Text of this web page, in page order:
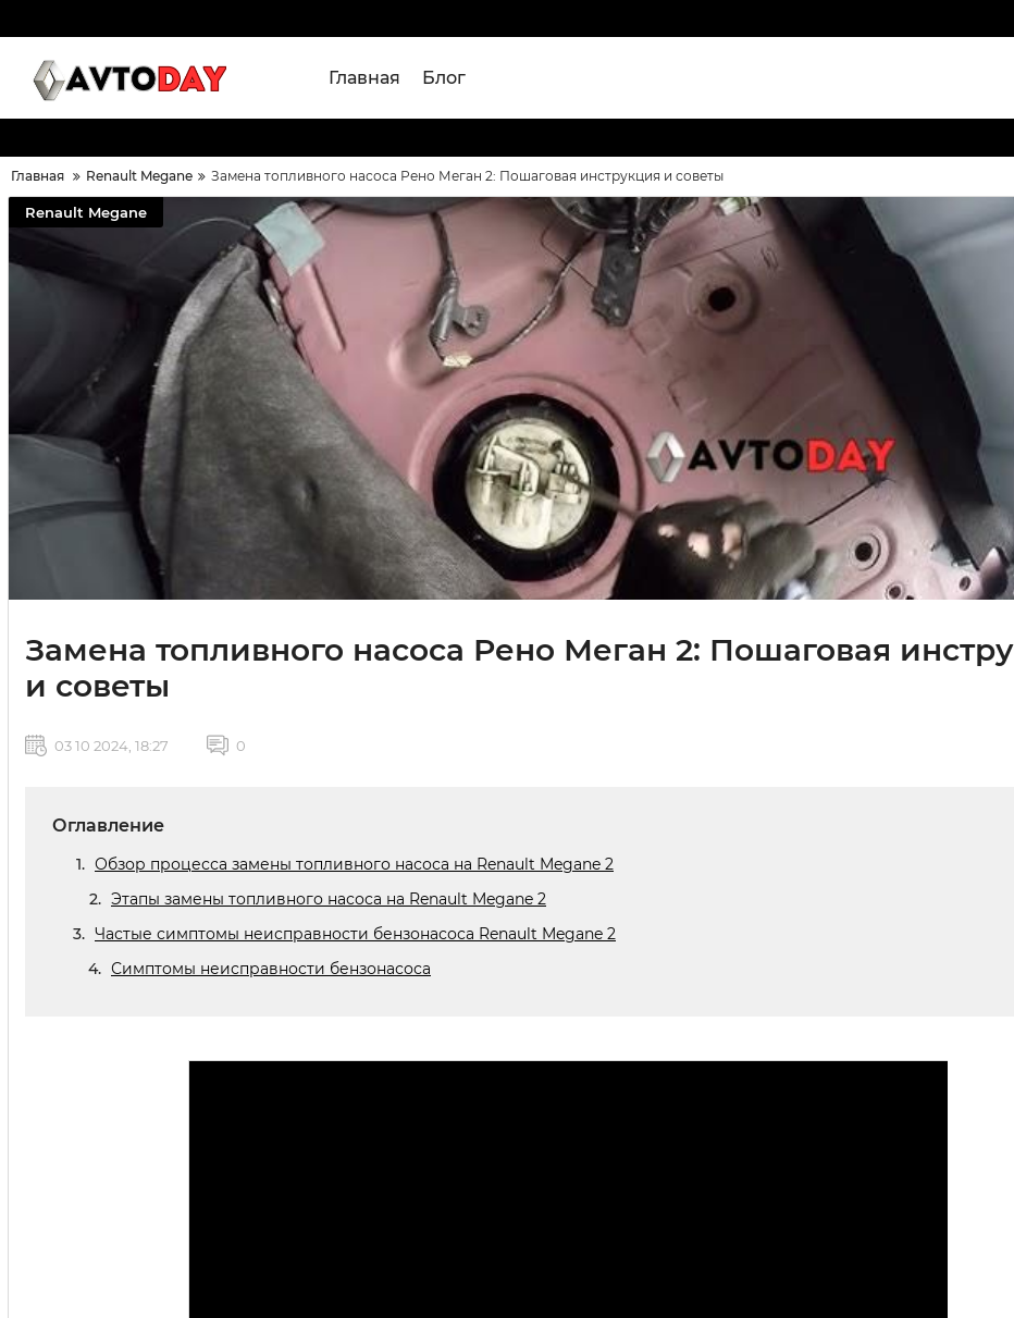
Главная Блог
Главная Renault Megane Замена топливного насоса Рено Меган 2: Пошаговая инструкция и советы
Renault Megane
Замена топливного насоса Рено Меган 2: Пошаговая
и советы
03 10 2024, 18:27 0
Оглавление
Обзор процесса замены топливного насоса на Renault Megane 2
Этапы замены топливного насоса на Renault Megane 2
Частые симптомы неисправности бензонасоса Renault Megane 2
Симптомы неисправности бензонасоса